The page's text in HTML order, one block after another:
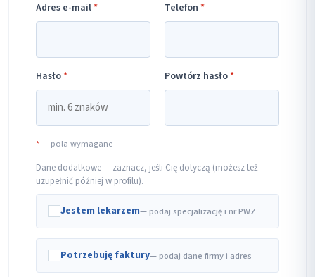
Adres e-mail* Telefon *
Hasło* Powtórz hasło*
*— pola wymagane
Dane dodatkowe — zaznacz, jeśli Cię dotyczą (możesz też
uzupełnić później w profilu).
Jestem lekarzem— podaj specjalizację i nr PWZ
Potrzebuję faktury— podaj dane firmy i adres